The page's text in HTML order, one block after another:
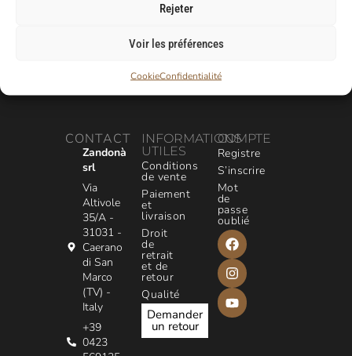
Rejeter
Voir les préférences
CookieConfidentialité
CONTACT
Zandonà
srl
Via
Altivole
35/A -
31031 -
Caerano
di San
Marco
(TV) -
Italy
+39
0423
INFORMATIONS
UTILES
Conditions
de vente
Paiement
et
livraison
Droit
de
retrait
et de
retour
Qualité
Demander
un retour
COMPTE
Registre
S’inscrire
Mot
de
passe
oublié